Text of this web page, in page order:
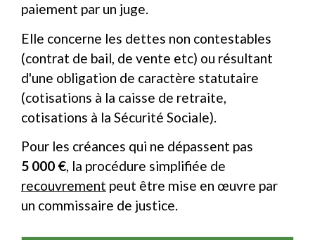
paiement par un juge.
Elle concerne les dettes non contestables
(contrat de bail, de vente etc) ou résultant
d'une obligation de caractère statutaire
(cotisations à la caisse de retraite,
cotisations à la Sécurité Sociale).
Pour les créances qui ne dépassent pas
5 000 €, la procédure simplifiée de
recouvrement peut être mise en œuvre par
un commissaire de justice.